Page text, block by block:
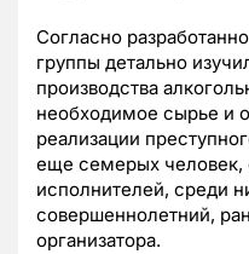
Согласно
группы детально
производства
необходимое сырье и
реализации
еще семерых человек,
исполнителей, среди
совершеннолетний,
организатора.